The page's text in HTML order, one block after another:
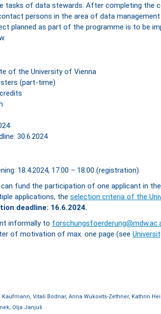
tasks of data stewards. After completing the
persons in the area of data
planned as part of the programme is to be
of the University of Vienna
(part-time)
30.6.2024
18.4.2024, 17:00 – 18:00 (registration).
can fund the participation of one applicant in
applications, the selection criteria of the
deadline: 16.6.2024.
informally to
of motivation of max. one page (see
Vitali Bodnar, Anna Wukovits-Zethner, Kathrin
Olja Janjuš